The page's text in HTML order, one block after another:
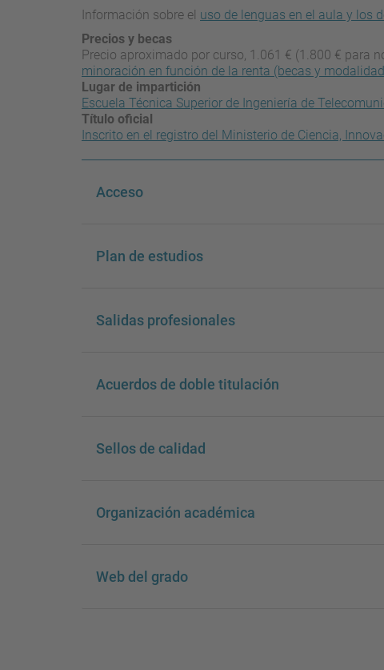
Información sobre el uso de lenguas en el aula y los
Precios y becas
Precio aproximado por curso, 1.061 € (1.800 € para
minoración en función de la renta (becas y
Lugar de impartición
Escuela Técnica Superior de Ingeniería de
Título oficial
Inscrito en el registro del Ministerio de Ciencia,
Acceso
Plan de estudios
Salidas profesionales
Acuerdos de doble titulación
Sellos de calidad
Organización académica
Web del grado